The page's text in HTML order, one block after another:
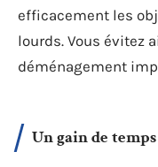
efficacement les
lourds. Vous évitez
déménagement
Un gain de